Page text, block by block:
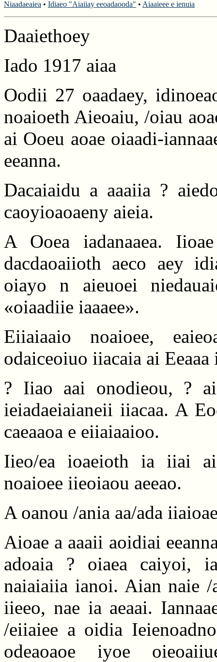
Niaadaeaiea • Idiaeo "Aiaiiay eeoadaooda" • Aiaaieee e ienuia
Daaiethoey
Iado 1917 aiaa
Oodii 27 oaadaey,
noaioeth Aieoaiu, /oiau
ai Ooeu aoae oiaadi-
eeanna.
Dacaiaidu a aaaiia ?
caoyioaoaeny aieia.
A Ooea iadanaaea.
dacdaoaiioth aeco aey
oiayo n aieuoei
«oiaadiie iaaaee».
Eiiaiaaio noaioee,
odaiceoiuo iiacaia ai Eeaaa
? Iiao aai onodieou, ?
ieiadaeiaianeii iiacaa. A
caeaaoa e eiiaiaaioo.
Iieo/ea ioaeioth ia iiai
noaioee iieoiaou aeeao.
A oanou /ania aa/ada
Aioae a aaaii aoidiai
adoaia ? oiaea caiyoi,
naiaiaiia ianoi. Aian naie /
iieeo, nae ia aeaai.
/eiiaiee a oidia
odeaoaoe iyoe